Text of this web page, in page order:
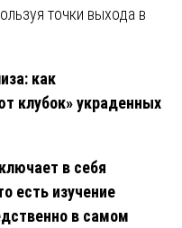
точки выхода в
как
клубок» украденных
в себя
есть изучение
в самом